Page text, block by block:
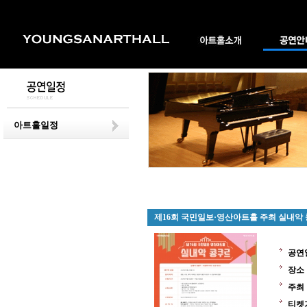
아트홀일정
제16회 국민일보·영산아트홀 주최 실내악
공연
장소
주최
티켓